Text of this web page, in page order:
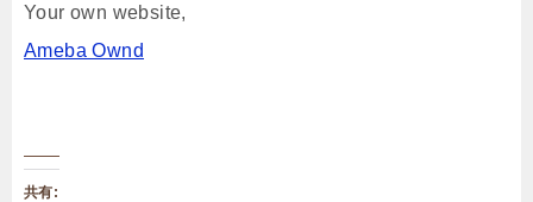
Your own website,
Ameba Ownd
共有: